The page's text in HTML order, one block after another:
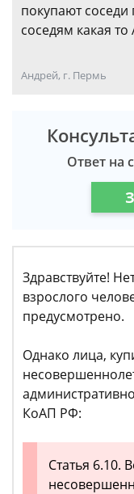
покупают
соседям какая то
Андрей, г. Пермь
Ответ на
Здравствуйте!
взрослого
предусмотрено.
Однако лица,
КоАП РФ:
Статья 6.10.